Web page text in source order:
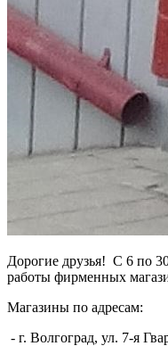
Дорогие друзья! С 6 по
работы фирменных
Магазины по адресам:
- г. Волгоград, ул. 7-я